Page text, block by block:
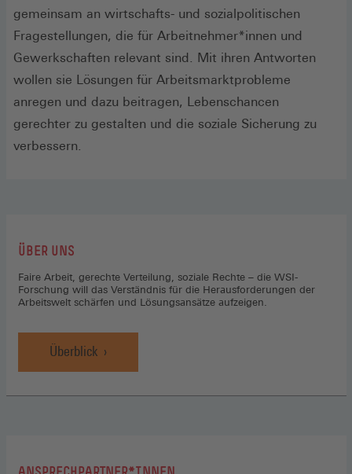
gemeinsam an wirtschafts- und sozialpolitischen
Fragestellungen, die für Arbeitnehmer*innen und
Gewerkschaften relevant sind. Mit ihren Antworten
wollen sie Lösungen für Arbeitsmarktprobleme
anregen und dazu beitragen, Lebenschancen
gerechter zu gestalten und die soziale Sicherung zu
verbessern.
:ÜBER UNS
Faire Arbeit, gerechte Verteilung, soziale Rechte – die WSI-
Forschung will das Verständnis für die Herausforderungen der
Arbeitswelt schärfen und Lösungsansätze aufzeigen.
Überblick
: